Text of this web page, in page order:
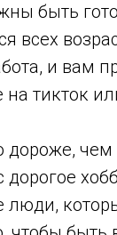
быть
всех
и вам
на тикток
дороже,
дорогое